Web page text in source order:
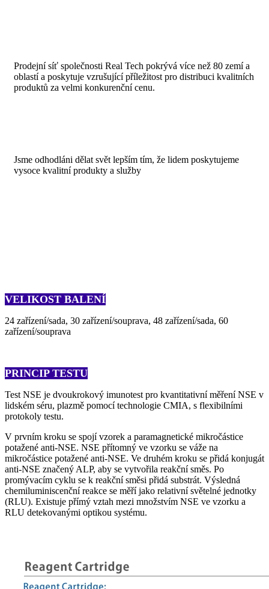
Prodejní síť společnosti Real Tech pokrývá více než 80 zemí a
oblastí a poskytuje vzrušující příležitost pro distribuci kvalitních
produktů za velmi konkurenční cenu.
Jsme odhodláni dělat svět lepším tím, že lidem poskytujeme
vysoce kvalitní produkty a služby
VELIKOST BALENÍ
24 zařízení/sada, 30 zařízení/souprava, 48 zařízení/sada, 60
zařízení/souprava
PRINCIP TESTU
Test NSE je dvoukrokový imunotest pro kvantitativní měření NSE v
lidském séru, plazmě pomocí technologie CMIA, s flexibilními
protokoly testu.
V prvním kroku se spojí vzorek a paramagnetické mikročástice
potažené anti-NSE. NSE přítomný ve vzorku se váže na
mikročástice potažené anti-NSE. Ve druhém kroku se přidá konjugát
anti-NSE značený ALP, aby se vytvořila reakční směs. Po
promývacím cyklu se k reakční směsi přidá substrát. Výsledná
chemiluminiscenční reakce se měří jako relativní světelné jednotky
(RLU). Existuje přímý vztah mezi množstvím NSE ve vzorku a
RLU detekovanými optikou systému.